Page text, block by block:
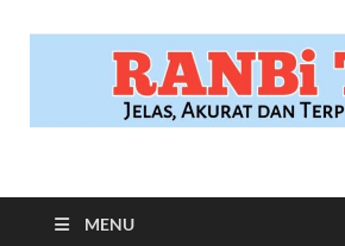
RANBITV.COM
MENU